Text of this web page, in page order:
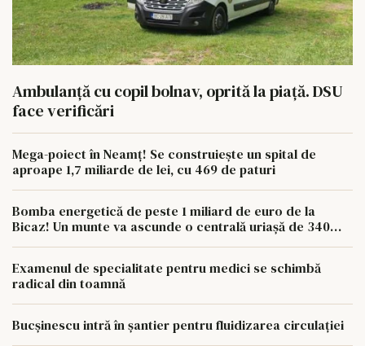
Ambulanță cu copil bolnav, oprită la piață. DSU
face verificări
Mega-poiect în Neamț! Se construiește un spital de
aproape 1,7 miliarde de lei, cu 469 de paturi
Bomba energetică de peste 1 miliard de euro de la
Bicaz! Un munte va ascunde o centrală uriașă de 340
Examenul de specialitate pentru medici se schimbă
radical din toamnă
Bucșinescu intră în șantier pentru fluidizarea circulației